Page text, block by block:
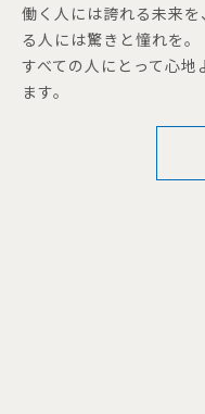
働く人には誇れる未来
る人には驚きと憧れを。
すべての人にとって心
ます。